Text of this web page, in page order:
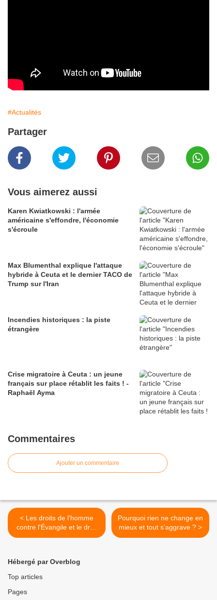
#Actualités
Partager
Vous aimerez aussi
Karen Kwiatkowski : l'armée
américaine s'effondre, l'économie
s'écroule
Max Blumenthal explique l'attaque
hybride à Ceuta et le dernier TACO de
Trump sur l'Iran
Incendies historiques : la piste
étrangère
Crise migratoire à Ceuta : un jeune
français sur place rétablit les faits ! -
Raphaël Ayma
Commentaires
Ajouter un commentaire
< Les droits de l'homme
contre l'Évangile et le droit
naturel ?
Pourquoi rien ne change en
mieux et tout s’aggrave ? >
Hébergé par Overblog
Top articles
Pages